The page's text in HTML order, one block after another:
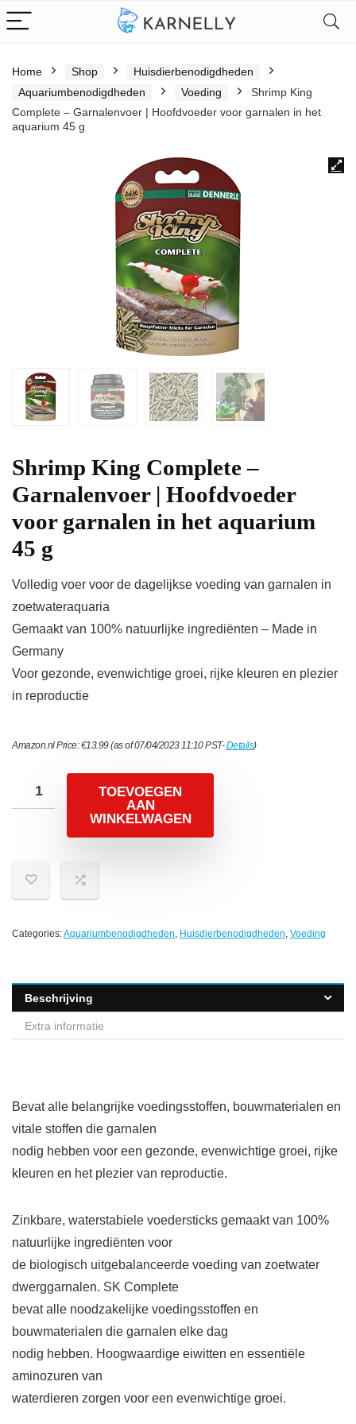
Home Shop
Huisdierbenodigdheden
Aquariumbenodigdheden
Voeding
Shrimp King
Complete – Garnalenvoer | Hoofdvoeder voor garnalen in het
aquarium 45 g
Shrimp King Complete –
Garnalenvoer | Hoofdvoeder
voor garnalen in het aquarium
45 g
Volledig voer voor de dagelijkse voeding van garnalen in
zoetwateraquaria
Gemaakt van 100% natuurlijke ingrediënten – Made in
Germany
Voor gezonde, evenwichtige groei, rijke kleuren en plezier
in reproductie
Amazon.nl Price:€13.99(as of 07/04/2023 11:10 PST-Details)
TOEVOEGEN
AAN
WINKELWAGEN
Categories:Aquariumbenodigdheden, Huisdierbenodigdheden, Voeding
Beschrijving
Extra informatie
Bevat alle belangrijke voedingsstoffen, bouwmaterialen en
vitale stoffen die garnalen
nodig hebben voor een gezonde, evenwichtige groei, rijke
kleuren en het plezier van reproductie.
Zinkbare, waterstabiele voedersticks gemaakt van 100%
natuurlijke ingrediënten voor
de biologisch uitgebalanceerde voeding van zoetwater
dwerggarnalen. SK Complete
bevat alle noodzakelijke voedingsstoffen en
bouwmaterialen die garnalen elke dag
nodig hebben. Hoogwaardige eiwitten en essentiële
aminozuren van
waterdieren zorgen voor een evenwichtige groei.